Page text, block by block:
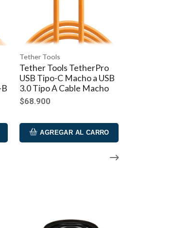
ThinkQ LG G8 ThinQ LG G8s ThinQ
8 Sirocco Nokia 9 PureView Sony
Tether Tools
Tether Tools Cable
TetherPro USB Tipo C
macho a Micro-USB 3.0
Tipo B Cable macho
AGREGAR AL CARRO